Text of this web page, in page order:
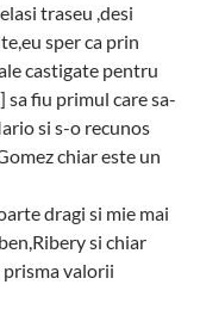
traseu ,desi
sper ca prin
castigate pentru
sa fiu primul care sa-
si s-o recunos
chiar este un
dragi si mie mai
si chiar
valorii